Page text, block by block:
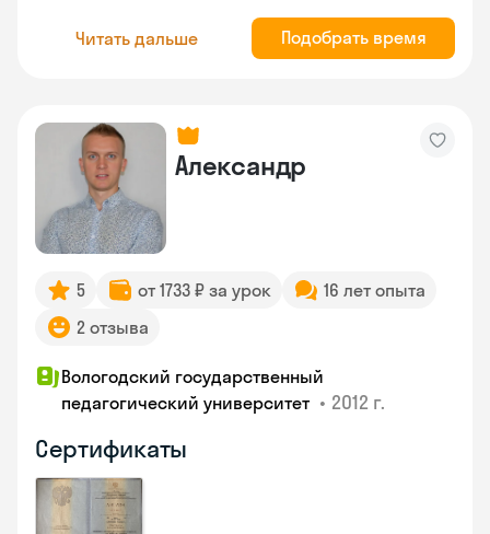
Читать дальше Подобрать время
Александр
5 от 1733 ₽ за урок
16 лет опыта
2 отзыва
Вологодский государственный
педагогический университет • 2012 г.
Сертификаты